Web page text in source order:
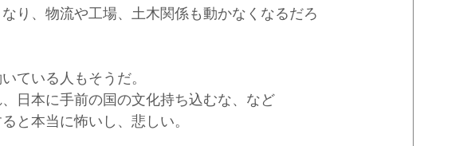
り、物流や工場、土木関係も動かなくなるだろ
ている人もそうだ。
日本に手前の国の文化持ち込むな、など
と本当に怖いし、悲しい。